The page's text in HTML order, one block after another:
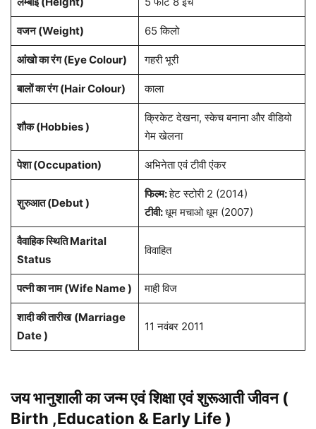
वजन (Weight) 65 किलो
आंखो का रंग (Eye Colour) गहरी भूरी
बालों का रंग (Hair Colour) काला
शौक (Hobbies )
क्रिकेट देखना, स्केच बनाना और वीडियो
गेम खेलना
पेशा(Occupation) अभिनेता एवं टीवी एंकर
शुरुआत (Debut )
फिल्म:हेट स्टोरी 2 (2014)
टीवी:धूम मचाओ धूम (2007)
वैवाहिक स्थिति Marital
Status
विवाहित
पत्नी का नाम (Wife Name ) माही विज
शादी की तारीख (Marriage
Date )
11 नवंबर 2011
जय भानुशाली का जन्म एवं शिक्षा एवंशुरूआती जीवन(
Birth ,Education & Early Life )